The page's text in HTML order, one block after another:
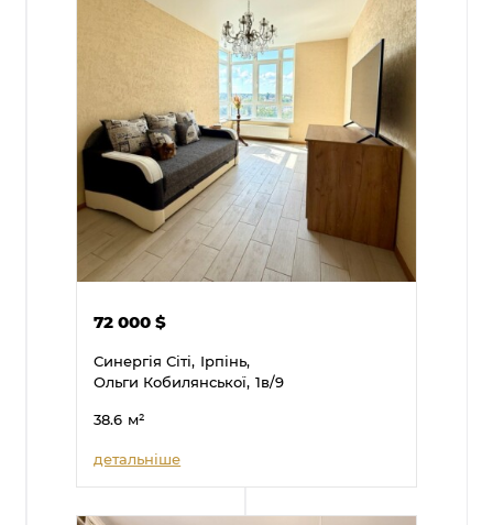
72 000$
Синергія Сіті, Ірпінь,
Ольги Кобилянської, 1в/9
38.6 м²
детальніше